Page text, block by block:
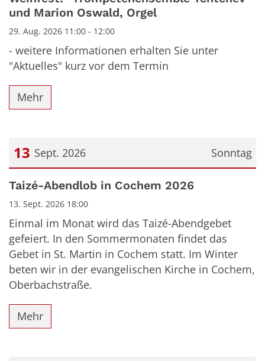
und Marion Oswald, Orgel
29. Aug. 2026 11:00 - 12:00
- weitere Informationen erhalten Sie unter
"Aktuelles" kurz vor dem Termin
Mehr
Sonntag
13 Sept. 2026
Datum: 13. September 2026
Taizé-Abendlob in Cochem 2026
13. Sept. 2026 18:00
Einmal im Monat wird das Taizé-Abendgebet
gefeiert. In den Sommermonaten findet das
Gebet in St. Martin in Cochem statt. Im Winter
beten wir in der evangelischen Kirche in Cochem,
Oberbachstraße.
Mehr